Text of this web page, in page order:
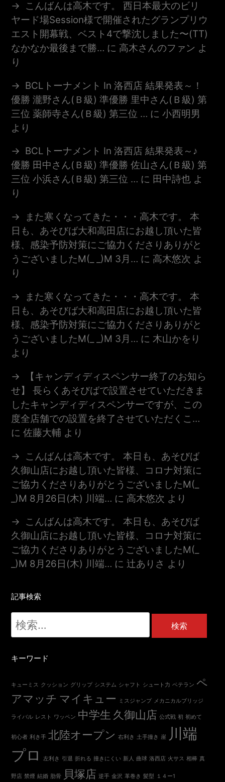
こんばんは高木です。 西日本最大のビリ
ヤード場session様で開催されたグランプリウ
エスト開幕戦、ベスト4で撃沈しました〜(TT)
なかなか最後まで勝… に 高木さんのファン よ
り
BCLトーナメント In 洛西店 結果発表～！
優勝 瀧野さん(Ｂ級) 準優勝 里中さん(Ｂ級) 第
三位 薬師寺さん(Ｂ級) 第三位 … に小西明男
より
BCLトーナメント In 洛西店 結果発表～♪
優勝 田中さん(Ｂ級) 準優勝 佐山さん(Ｂ級) 第
三位 小浜さん(Ｂ級) 第三位 … に 田中詩也 よ
り
また寒くなってきた・・・高木です。 本
日も、あそびば大和高田店にお越し頂いた皆
様、感染予防対策にご協力くださりありがと
うございましたm(_ _)m 3月… に 高木悠次 よ
り
また寒くなってきた・・・高木です。 本
日も、あそびば大和高田店にお越し頂いた皆
様、感染予防対策にご協力くださりありがと
うございましたm(_ _)m 3月… に木山かをり
より
【キャンディディスペンサー終了のお知ら
せ】 長らくあそびばで設置させていただきま
したキャンディディスペンサーですが、この
度全店舗での設置を終了させていただくこ…
に佐藤大輔 より
こんばんは高木です。 本日も、あそびば
久御山店にお越し頂いた皆様、コロナ対策に
ご協力くださりありがとうございましたm(_
_)m 8月26日(木) 川端… に 高木悠次 より
こんばんは高木です。 本日も、あそびば
久御山店にお越し頂いた皆様、コロナ対策に
ご協力くださりありがとうございましたm(_
_)m 8月26日(木) 川端… に辻ありさ より
記事検索
索:
キーワード
キューミス クッション グリップ システム シャフト シュート力 ベテラン ペ
アマッチ マイキュー ミスジャンプ メカニカルブリッジ
ライバル レスト ワッペン 中学生 久御山店 公式戦 初 初めて
初心者 利き手 北陸オープン 右利き 土手撞き 崖
川端
プロ
左利き 引退 折れる 撞きにくい 新人 曲球 洛西店 火サス 相棒 真
野店 禁煙 結婚 肋骨 貝塚店 逆手 金沢 革巻き 髪型 １４ー1